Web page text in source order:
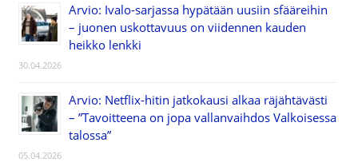
Arvio: Ivalo-sarjassa hypätään uusiin sfääreihin
– juonen uskottavuus on viidennen kauden
heikko lenkki
30.04.2026
Arvio: Netflix-hitin jatkokausi alkaa räjähtävästi
– ”Tavoitteena on jopa vallanvaihdos Valkoisessa
talossa”
05.04.2026